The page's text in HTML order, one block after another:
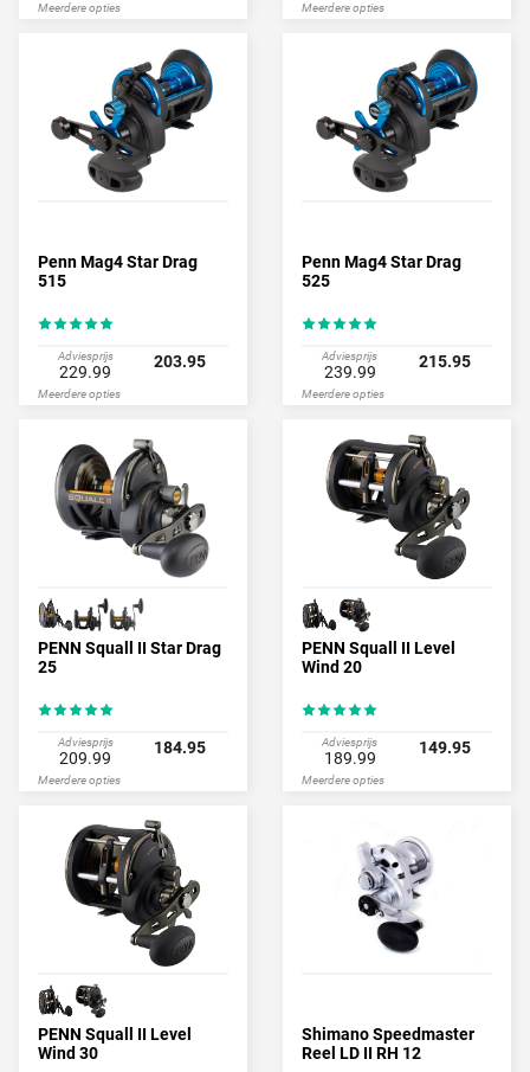
Meerdere opties Meerdere opties
Penn Mag4 Star Drag
515
Adviesprijs
229.99
203.95
Meerdere opties
Penn Mag4 Star Drag
525
Adviesprijs
239.99
215.95
Meerdere opties
PENN Squall II Star Drag
25
Adviesprijs
209.99
184.95
Meerdere opties
PENN Squall II Level
Wind 20
Adviesprijs
189.99
149.95
Meerdere opties
PENN Squall II Level
Wind 30
Shimano Speedmaster
Reel LD II RH 12